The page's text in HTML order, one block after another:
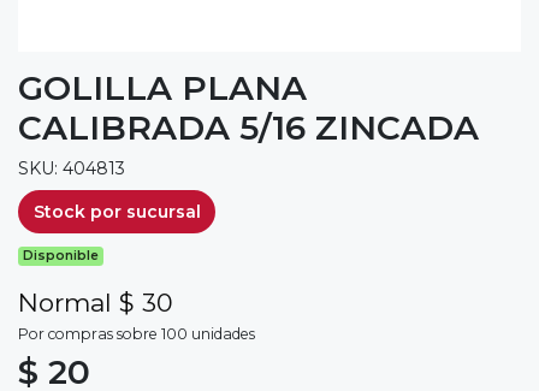
GOLILLA PLANA
CALIBRADA 5/16 ZINCADA
SKU: 404813
Stock por sucursal
Disponible
Normal $ 30
Por compras sobre 100 unidades
$ 20